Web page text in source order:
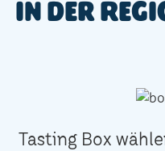
in der
Tasting Box